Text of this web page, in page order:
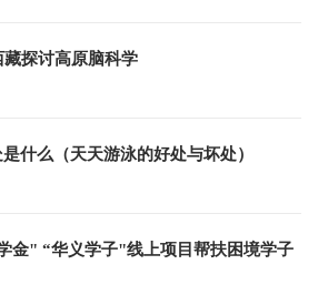
探讨高原脑科学
什么（天天游泳的好处与坏处）
金" “华义学子"线上项目帮扶困境学子